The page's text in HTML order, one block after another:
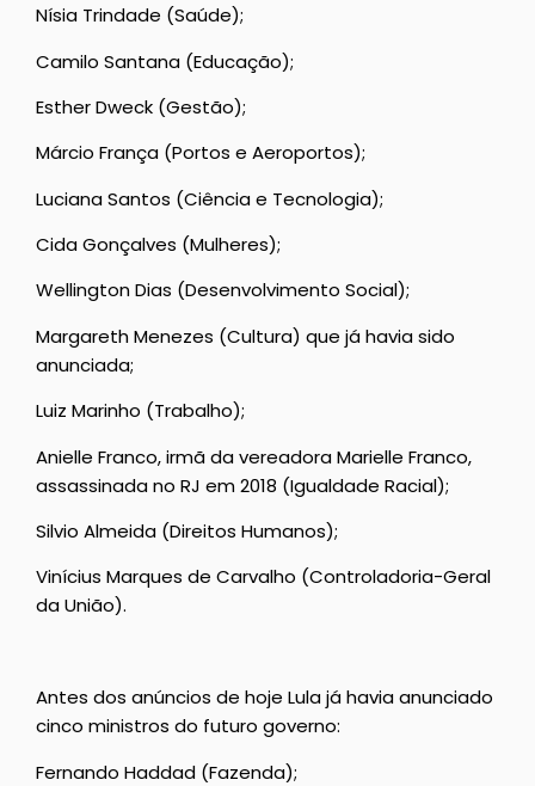
Nísia Trindade (Saúde);
Camilo Santana (Educação);
Esther Dweck (Gestão);
Márcio França (Portos e Aeroportos);
Luciana Santos (Ciência e Tecnologia);
Cida Gonçalves (Mulheres);
Wellington Dias (Desenvolvimento Social);
Margareth Menezes (Cultura) que já havia sido
anunciada;
Luiz Marinho (Trabalho);
Anielle Franco, irmã da vereadora Marielle Franco,
assassinada no RJ em 2018 (Igualdade Racial);
Silvio Almeida (Direitos Humanos);
Vinícius Marques de Carvalho (Controladoria-Geral
da União).
Antes dos anúncios de hoje Lula já havia anunciado
cinco ministros do futuro governo:
Fernando Haddad (Fazenda);